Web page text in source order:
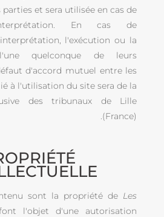
et sera utilisée en cas de
En cas de
l'exécution ou la
quelconque de leurs
d'accord mutuel entre les
à l'utilisation du site sera de la
des tribunaux de Lille
(France).
sont la propriété de Les
l'objet d'une autorisation